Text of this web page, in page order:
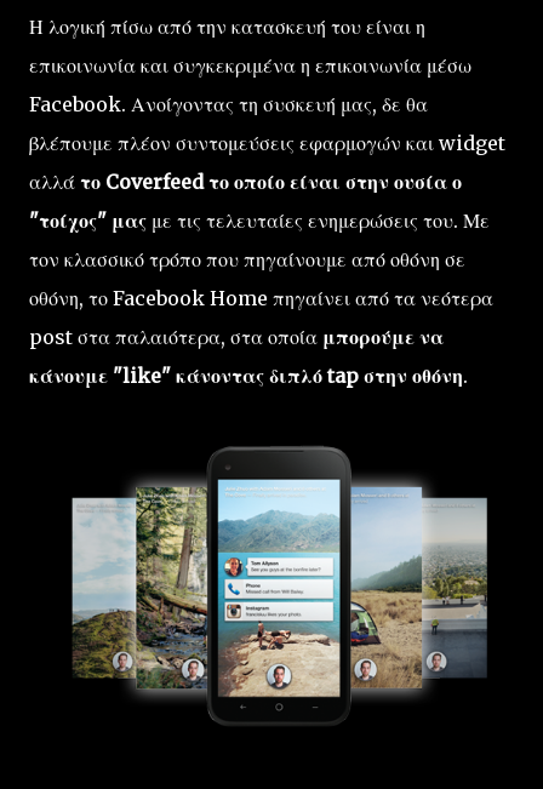
Η λογική πίσω από την κατασκευή του είναι η
επικοινωνία και συγκεκριμένα η επικοινωνία μέσω
Facebook. Ανοίγοντας τη συσκευή μας, δε θα
βλέπουμε πλέον συντομεύσεις εφαρμογών και widget
αλλά το Coverfeed το οποίο είναι στην ουσία ο
"τοίχος" μας με τις τελευταίες ενημερώσεις του. Με
τον κλασσικό τρόπο που πηγαίνουμε από οθόνη σε
οθόνη, το Facebook Home πηγαίνει από τα νεότερα
post στα παλαιότερα, στα οποία μπορούμε να
κάνουμε "like" κάνοντας διπλό tap στην οθόνη.